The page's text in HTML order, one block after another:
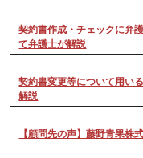
契約書作成・チェックに弁
て弁護士が解説
契約書変更等について用い
解説
【顧問先の声】藤野青果株